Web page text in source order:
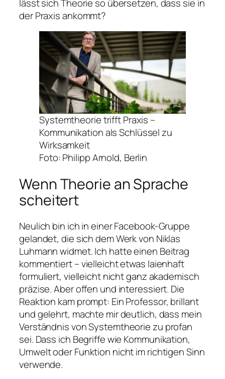
lässt sich Theorie so übersetzen, dass sie in
der Praxis ankommt?
Systemtheorie trifft Praxis –
Kommunikation als Schlüssel zu
Wirksamkeit
Foto: Philipp Arnold, Berlin
Wenn Theorie an Sprache
scheitert
Neulich bin ich in einer Facebook-Gruppe
gelandet, die sich dem Werk von Niklas
Luhmann widmet. Ich hatte einen Beitrag
kommentiert – vielleicht etwas laienhaft
formuliert, vielleicht nicht ganz akademisch
präzise. Aber offen und interessiert. Die
Reaktion kam prompt: Ein Professor, brillant
und gelehrt, machte mir deutlich, dass mein
Verständnis von Systemtheorie zu profan
sei. Dass ich Begriffe wie Kommunikation,
Umwelt oder Funktion nicht im richtigen Sinn
verwende.